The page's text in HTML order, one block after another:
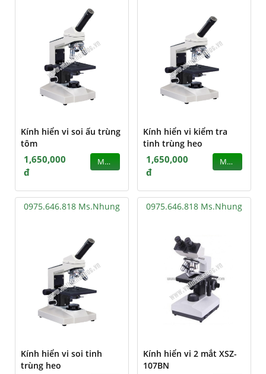
Kính hiển vi soi ấu trùng
tôm
1,650,000
đ
MUA
Kính hiển vi kiểm tra
tinh trùng heo
1,650,000
đ
MUA
0975.646.818 Ms.Nhung
Kính hiển vi soi tinh
trùng heo
0975.646.818 Ms.Nhung
Kính hiển vi 2 mắt XSZ-
107BN